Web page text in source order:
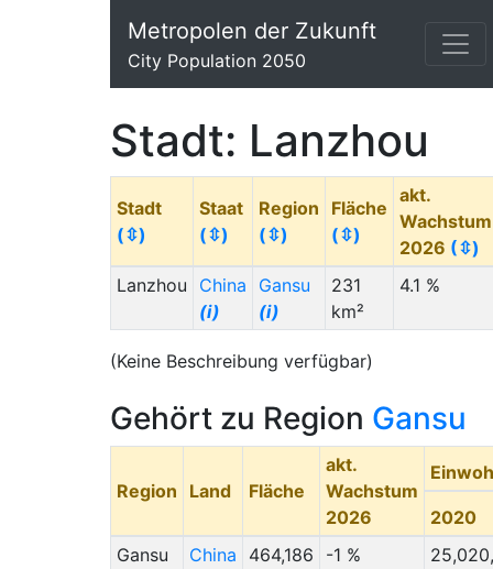
Metropolen der Zukunft
City Population 2050
Stadt: Lanzhou
Stadt
(⇳)
Staat
(⇳)
Region
(⇳)
Fläche
(⇳)
akt.
Wachstum
2026 (⇳)
Lanzhou
China
(i)
Gansu
(i)
231
km²
4.1 %
(Keine Beschreibung verfügbar)
Gehört zu Region Gansu
Region Land Fläche
akt.
Wachstum
2026
2020
Gansu
China
464,186
-1 %